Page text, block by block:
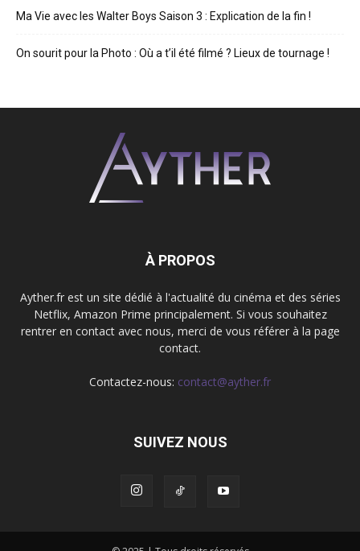
Ma Vie avec les Walter Boys Saison 3 : Explication de la fin !
On sourit pour la Photo : Où a t’il été filmé ? Lieux de tournage !
À PROPOS
Ayther.fr est un site dédié à l'actualité du cinéma et des séries
Netflix, Amazon Prime principalement. Si vous souhaitez
rentrer en contact avec nous, merci de vous référer à la page
contact.
Contactez-nous: contact@ayther.fr
SUIVEZ NOUS